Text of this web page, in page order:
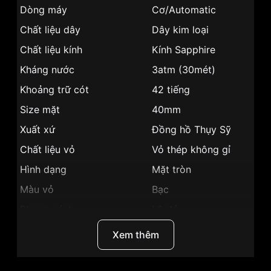
Dòng máy
Cơ/Automatic
Chất liệu dây
Dây kim loại
Chất liệu kính
Kính Sapphire
Kháng nước
3atm (30mét)
Khoảng trữ cót
42 tiếng
Size mặt
40mm
Xuất xứ
Đồng hồ Thụy Sỹ
Chất liệu vỏ
Vỏ thép không gỉ
Hình dạng
Mặt tròn
Màu vỏ
Bạc
8.4mm
Xem thêm